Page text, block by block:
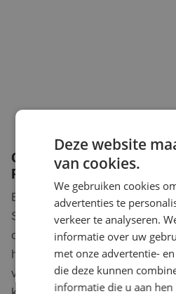
Capaciteit van
Roosendaal
Bij RD Solar Group werken we
Sessy thuisbatterij, een
oplossing voor energieopslag.
heeft een standaardcapaciteit
vermogen van 1,7 kW. Dit
Deze website
van cookies.
We gebruiken cookies
advertenties te
verkeer te analyseren.
informatie over uw
met onze advertentie-
die deze kunnen
informatie die u aan